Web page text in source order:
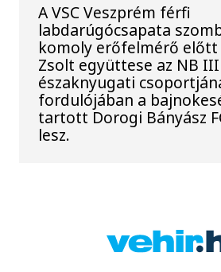
A VSC Veszprém férfi
labdarúgócsapata
komoly erőfelmérő
Zsolt együttese az NB III
északnyugati
fordulójában a
tartott Dorogi Bányász
lesz.